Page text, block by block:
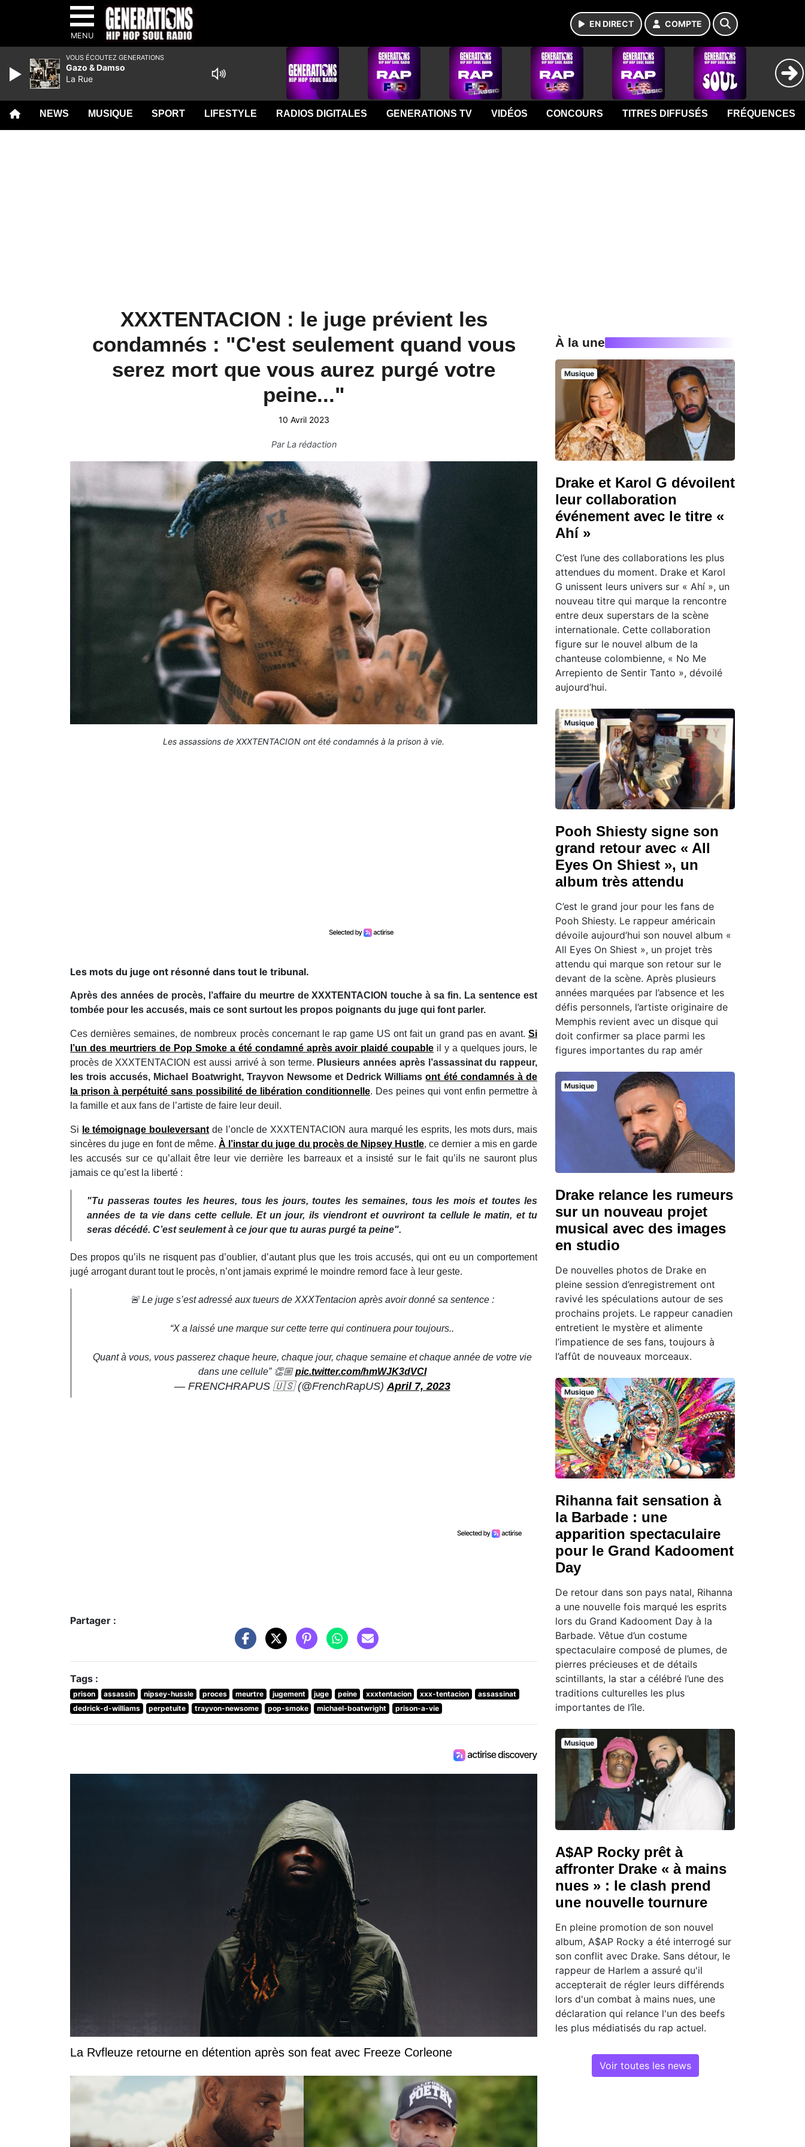
MENU
EN DIRECT COMPTE
NEWS MUSIQUE SPORT LIFESTYLE RADIOS DIGITALES GENERATIONS TV VIDÉOS CONCOURS TITRES DIFFUSÉS FRÉQUENCES
XXXTENTACION : le juge prévient les
condamnés : "C'est seulement quand vous
serez mort que vous aurez purgé votre
peine..."
10 Avril 2023
ParLa rédaction
Les assassions de XXXTENTACION ont été condamnés à la prison à vie.
Les mots du juge ont résonné dans tout le tribunal.
Après des années de procès, l’affaire du meurtre de XXXTENTACION touche à sa fin. La sentence est
tombée pour les accusés, mais ce sont surtout les propos poignants du juge qui font parler.
Ces dernières semaines, de nombreux procès concernant le rap game US ont fait un grand pas en avant. Si
l’un des meurtriers de Pop Smoke a été condamné après avoir plaidé coupable il y a quelques jours, le
procès de XXXTENTACION est aussi arrivé à son terme. Plusieurs années après l’assassinat du rappeur,
les trois accusés, Michael Boatwright, Trayvon Newsome et Dedrick Williams ont été condamnés à de
la prison à perpétuité sans possibilité de libération conditionnelle. Des peines qui vont enfin permettre à
la famille et aux fans de l’artiste de faire leur deuil.
Si le témoignage bouleversant de l’oncle de XXXTENTACION aura marqué les esprits, les mots durs, mais
sincères du juge en font de même. À l’instar du juge du procès de Nipsey Hustle, ce dernier a mis en garde
les accusés sur ce qu’allait être leur vie derrière les barreaux et a insisté sur le fait qu’ils ne sauront plus
jamais ce qu’est la liberté :
"Tu passeras toutes les heures, tous les jours, toutes les semaines, tous les mois et toutes les
années de ta vie dans cette cellule. Et un jour, ils viendront et ouvriront ta cellule le matin, et tu
seras décédé. C’est seulement à ce jour que tu auras purgé ta peine".
Des propos qu’ils ne risquent pas d’oublier, d’autant plus que les trois accusés, qui ont eu un comportement
jugé arrogant durant tout le procès, n’ont jamais exprimé le moindre remord face à leur geste.
🚨 Le juge s’est adressé aux tueurs de XXXTentacion après avoir donné sa sentence :
“X a laissé une marque sur cette terre qui continuera pour toujours..
Quant à vous, vous passerez chaque heure, chaque jour, chaque semaine et chaque année de votre vie
dans une cellule” 👏🏼pic.twitter.com/hmWJK3dVCI
— FRENCHRAPUS 🇺🇸 (@FrenchRapUS) April 7, 2023
Partager :
Tags :
prison assassin nipsey-hussle proces meurtre jugement juge peine xxxtentacion xxx-tentacion
assassinat
dedrick-d-williams
perpetuite trayvon-newsome pop-smoke michael-boatwright prison-a-vie
La Rvfleuze retourne en détention après son feat avec Freeze Corleone
À la une
Musique
Drake et Karol G dévoilent
leur collaboration
événement avec le titre «
Ahí »
C’est l’une des collaborations les plus
attendues du moment. Drake et Karol
G unissent leurs univers sur « Ahí », un
nouveau titre qui marque la rencontre
entre deux superstars de la scène
internationale. Cette collaboration
figure sur le nouvel album de la
chanteuse colombienne, « No Me
Arrepiento de Sentir Tanto », dévoilé
aujourd’hui.
Musique
Pooh Shiesty signe son
grand retour avec « All
Eyes On Shiest », un
album très attendu
C’est le grand jour pour les fans de
Pooh Shiesty. Le rappeur américain
dévoile aujourd’hui son nouvel album «
All Eyes On Shiest », un projet très
attendu qui marque son retour sur le
devant de la scène. Après plusieurs
années marquées par l’absence et les
défis personnels, l’artiste originaire de
Memphis revient avec un disque qui
doit confirmer sa place parmi les
figures importantes du rap amér
Musique
Drake relance les rumeurs
sur un nouveau projet
musical avec des images
en studio
De nouvelles photos de Drake en
pleine session d’enregistrement ont
ravivé les spéculations autour de ses
prochains projets. Le rappeur canadien
entretient le mystère et alimente
l’impatience de ses fans, toujours à
l’affût de nouveaux morceaux.
Musique
Rihanna fait sensation à
la Barbade : une
apparition spectaculaire
pour le Grand Kadooment
Day
De retour dans son pays natal, Rihanna
a une nouvelle fois marqué les esprits
lors du Grand Kadooment Day à la
Barbade. Vêtue d’un costume
spectaculaire composé de plumes, de
pierres précieuses et de détails
scintillants, la star a célébré l’une des
traditions culturelles les plus
importantes de l’île.
Musique
A$AP Rocky prêt à
affronter Drake « à mains
nues » : le clash prend
une nouvelle tournure
En pleine promotion de son nouvel
album, A$AP Rocky a été interrogé sur
son conflit avec Drake. Sans détour, le
rappeur de Harlem a assuré qu'il
accepterait de régler leurs différends
lors d'un combat à mains nues, une
déclaration qui relance l'un des beefs
les plus médiatisés du rap actuel.
Voir toutes les news
VOUS ÉCOUTEZ GENERATIONS
Gazo & Damso
La Rue